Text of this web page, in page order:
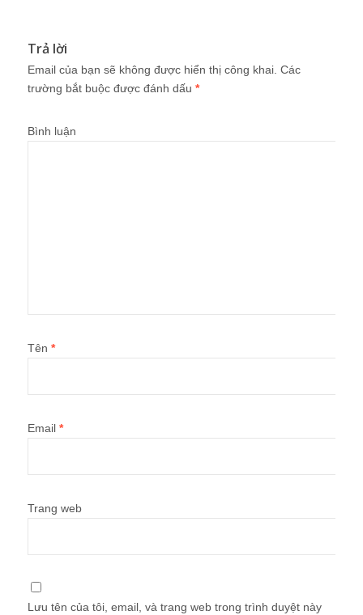
Trả lời
Email của bạn sẽ không được hiển thị công khai. Các
trường bắt buộc được đánh dấu *
Bình luận
Tên *
Email *
Trang web
Lưu tên của tôi, email, và trang web trong trình duyệt này